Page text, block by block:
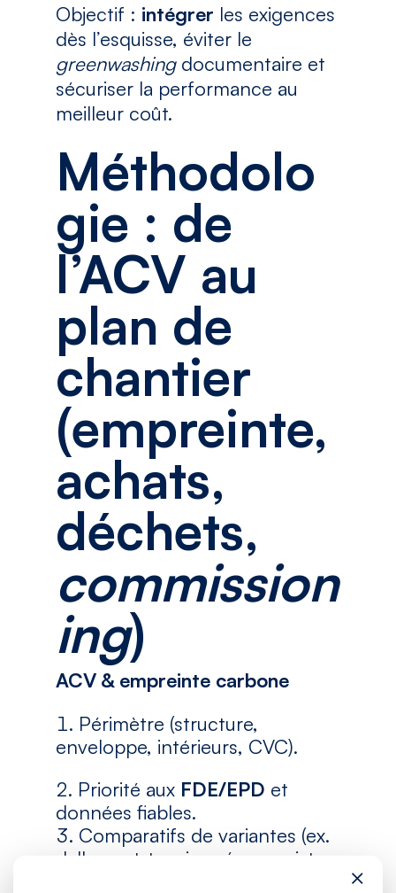
Objectif : intégrer les exigences
dès l’esquisse, éviter le
greenwashingdocumentaire et
sécuriser la performance au
meilleur coût.
Méthodolo
gie : de
l’ACV au
plan de
chantier
(empreinte,
achats,
déchets,
commission
ing)
ACV & empreinte carbone
Périmètre (structure,
enveloppe, intérieurs, CVC).
Priorité aux FDE/EPD et
données fiables.
Comparatifs de variantes (ex.
dalle post-tensionnée vs. mixte ;
×